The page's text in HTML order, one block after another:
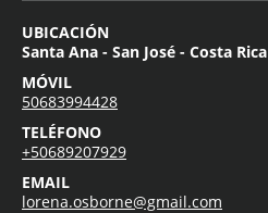
UBICACIÓN
Santa Ana - San José - Costa Rica
MÓVIL
50683994428
TELÉFONO
+50689207929
EMAIL
lorena.osborne@gmail.com